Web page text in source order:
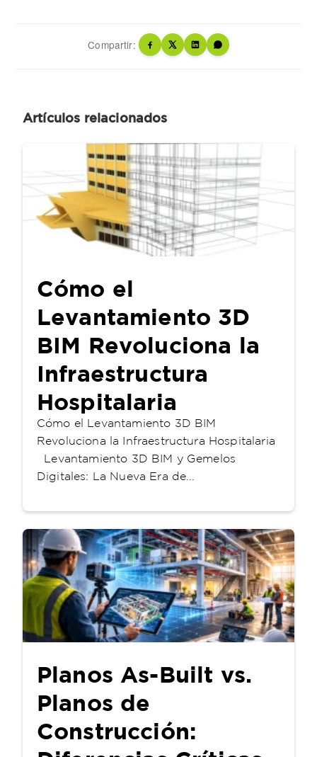
Compartir:
Artículos relacionados
Cómo el
Levantamiento 3D
BIM Revoluciona la
Infraestructura
Hospitalaria
Cómo el Levantamiento 3D BIM
Revoluciona la Infraestructura Hospitalaria
Levantamiento 3D BIM y Gemelos
Digitales: La Nueva Era de...
Planos As-Built vs.
Planos de
Construcción: